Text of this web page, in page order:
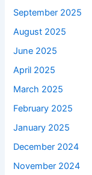
September 2025
August 2025
June 2025
April 2025
March 2025
February 2025
January 2025
December 2024
November 2024